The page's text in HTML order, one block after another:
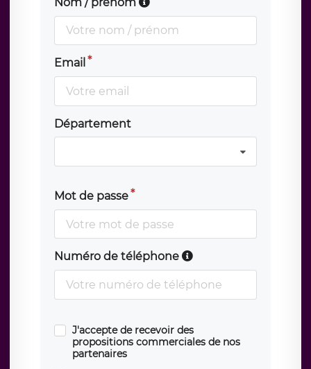
Email
Département
Mot de passe
Numéro de téléphone
J'accepte de recevoir des
propositions commerciales de nos
partenaires